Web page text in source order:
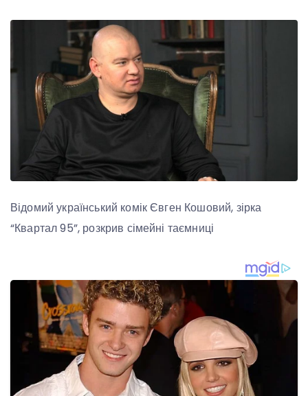
Відомий український комік Євген Кошовий, зірка
“Квартал 95”, розкрив сімейні таємниці